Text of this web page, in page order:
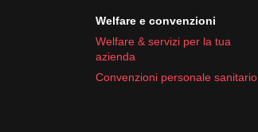
Welfare e convenzioni
Welfare & servizi per la tua
azienda
Convenzioni personale sanitario